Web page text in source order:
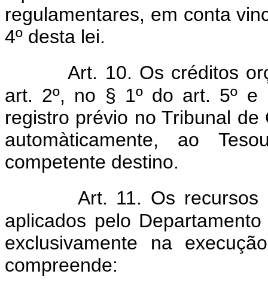
regulamentares, em conta
4º desta lei.
Art. 10. Os créditos
art. 2º, no § 1º do art. 5º e
registro prévio no Tribunal
automàticamente, ao
competente destino.
Art. 11. Os recursos
aplicados pelo
exclusivamente na
compreende: